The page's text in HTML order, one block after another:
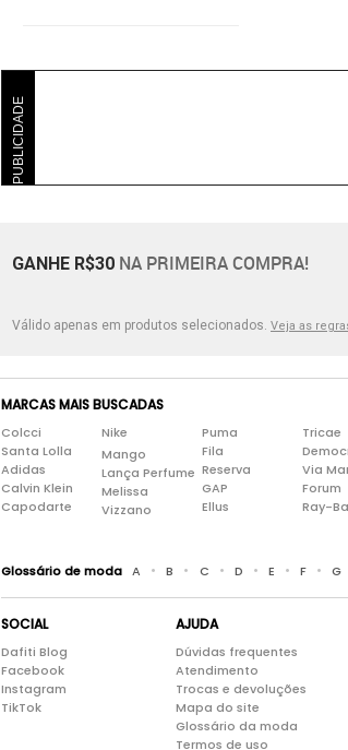
PUBLICIDADE
GANHE R$30 NA PRIMEIRA COMPRA!
Válido apenas em produtos selecionados. Veja as
MARCAS MAIS BUSCADAS
Colcci
Santa Lolla
Adidas
Calvin Klein
Capodarte
Nike
Mango
Lança Perfume
Melissa
Vizzano
Puma
Fila
Reserva
GAP
Ellus
Tricae
Via
Forum
Ray-
Glossário de moda A • B • C • D • E • F • G
SOCIAL
Dafiti Blog
Facebook
Instagram
TikTok
AJUDA
Dúvidas frequentes
Atendimento
Trocas e devoluções
Mapa do site
Glossário da moda
Termos de uso